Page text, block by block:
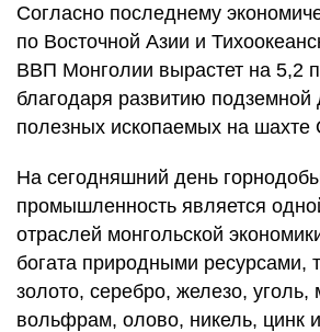
Согласно последнему
по Восточной Азии и
ВВП Монголии вырастет на 5,2
благодаря развитию подземной
полезных ископаемых на шахте
На сегодняшний день
промышленность является
отраслей монгольской
богата природными ресурсами,
золото, серебро, железо,
вольфрам, олово, никель, цинк